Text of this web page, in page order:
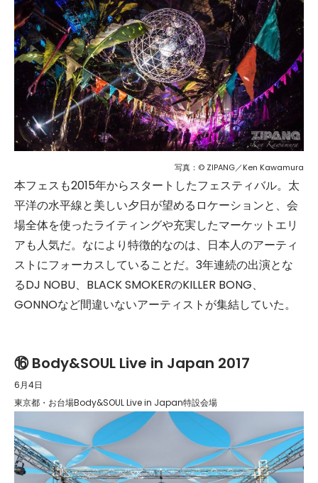
写真：© ZIPANG／Ken Kawamura
本フェスも2015年からスタートしたフェスティバル。太
平洋の水平線と美しい夕日が望めるロケーションと、会
場全体を使ったライティングや充実したマーケットエリ
アも人気だ。なにより特徴的なのは、日本人のアーティ
ストにフォーカスしていることだ。3年連続の出演とな
るDJ NOBU、BLACK SMOKERのKILLER BONG、
GONNOなど間違いないアーティストが集結していた。
⑯ Body&SOUL Live in Japan 2017
6月4日
東京都・お台場Body&SOUL Live in Japan特設会場